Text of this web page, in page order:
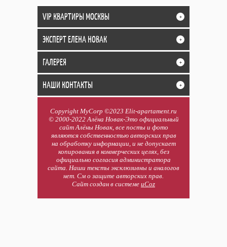
VIP КВАРТИРЫ МОСКВЫ +
ЭКСПЕРТ ЕЛЕНА НОВАК +
ГАЛЕРЕЯ +
НАШИ КОНТАКТЫ +
Copyright MyCorp ©2023 Elit-apartament.ru
© 2000-2022 Алёна Новак-Это официальный
сайт Алёны Новак, все посты и фото
являются собственностью авторских прав
на обработку информации, и не допускает
копирования в коммерческих целях, без
официально согласия администратора
сайта. Наши тексты эксклюзивны и аналогов
нет. См о защите авторских прав.
Сайт создан в системе uCoz